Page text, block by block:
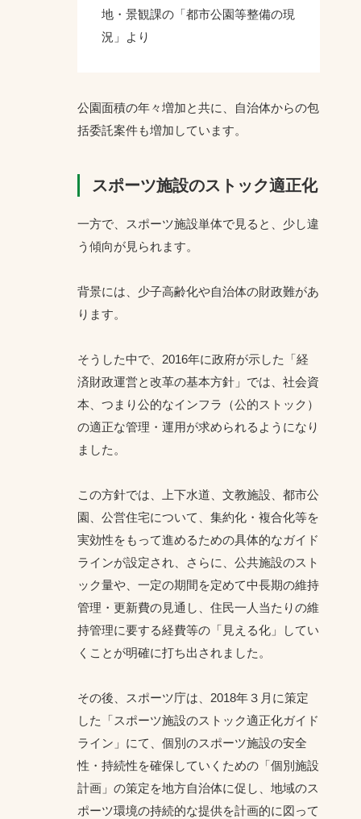
地・景観課の「都市公園等整備の現
況」より
公園面積の年々増加と共に、自治体からの包
括委託案件も増加しています。
スポーツ施設のストック適正化
一方で、スポーツ施設単体で見ると、少し違
う傾向が見られます。
背景には、少子高齢化や自治体の財政難があ
ります。
そうした中で、2016年に政府が示した「経
済財政運営と改革の基本方針」では、社会資
本、つまり公的なインフラ（公的ストック）
の適正な管理・運用が求められるようになり
ました。
この方針では、上下水道、文教施設、都市公
園、公営住宅について、集約化・複合化等を
実効性をもって進めるための具体的なガイド
ラインが設定され、さらに、公共施設のスト
ック量や、一定の期間を定めて中長期の維持
管理・更新費の見通し、住民一人当たりの維
持管理に要する経費等の「見える化」してい
くことが明確に打ち出されました。
その後、スポーツ庁は、2018年３月に策定
した「スポーツ施設のストック適正化ガイド
ライン」にて、個別のスポーツ施設の安全
性・持続性を確保していくための「個別施設
計画」の策定を地方自治体に促し、地域のス
ポーツ環境の持続的な提供を計画的に図って